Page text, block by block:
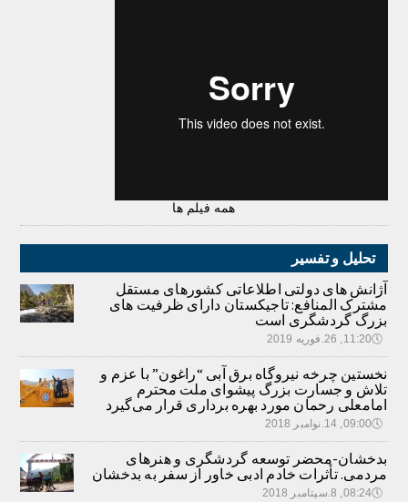
همه فیلم ها
تحلیل و تفسیر
آژانش های دولتی اطلاعاتی کشورهای مستقل
مشترک المنافع: تاجیکستان دارای ظرفیت های
بزرگ گردشگری است
🕔11:20, 26.فوریه 2019
نخستین چرخه نیروگاه برق آبی “راغون” با عزم و
تلاش و جسارت بزرگ پیشوای ملت محترم
امامعلی رحمان مورد بهره برداری قرار می‌گیرد
🕔09:00, 14.نوامبر 2018
بدخشان-محضر توسعه گردشگری و هنرهای
مردمی. تأثرات خادم ادبی خاور از سفر به بدخشان
🕔08:24, 8.سپتامبر 2018